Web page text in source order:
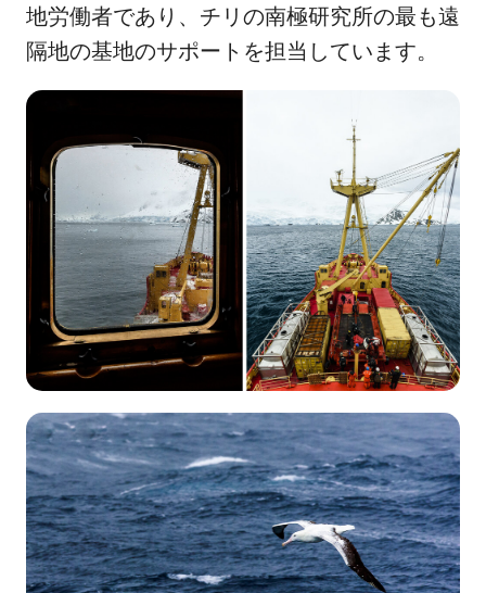
地労働者であり、チリの南極研究所の最も遠
隔地の基地のサポートを担当しています。